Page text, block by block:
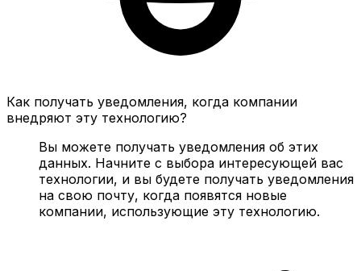
Как получать уведомления, когда компании
внедряют эту технологию?
Вы можете получать уведомления об этих
данных. Начните с выбора интересующей вас
технологии, и вы будете получать уведомления
на свою почту, когда появятся новые
компании, использующие эту технологию.